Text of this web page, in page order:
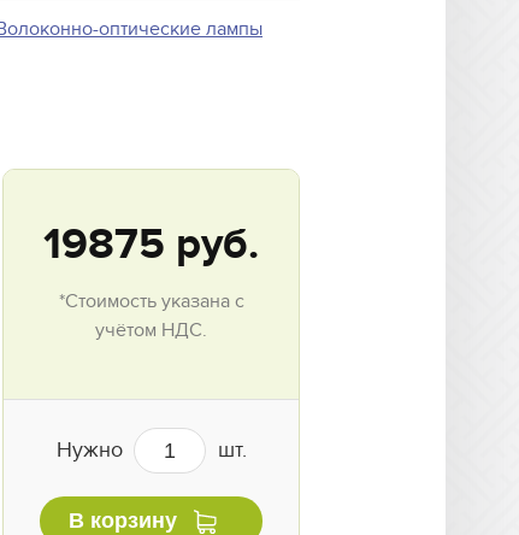
оптические лампы
19875 руб.
*Стоимость указана с
учётом НДС.
Нужно шт.
В корзину